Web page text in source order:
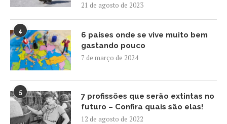
21 de agosto de 2023
4
6 países onde se vive muito bem
gastando pouco
7 de março de 2024
5
7 profissões que serão extintas no
futuro – Confira quais são elas!
12 de agosto de 2022